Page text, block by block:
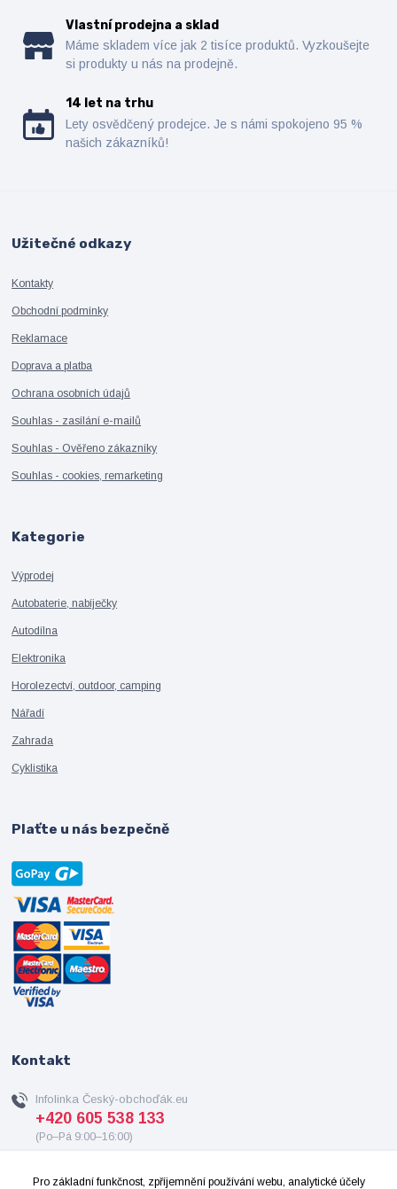
Vlastní prodejna a sklad
Máme skladem více jak 2 tisíce produktů. Vyzkoušejte
si produkty u nás na prodejně.
14 let na trhu
Lety osvědčený prodejce. Je s námi spokojeno 95 %
našich zákazníků!
Užitečné odkazy
Kontakty
Obchodní podmínky
Reklamace
Doprava a platba
Ochrana osobních údajů
Souhlas - zasílání e-mailů
Souhlas - Ověřeno zákazníky
Souhlas - cookies, remarketing
Kategorie
Výprodej
Autobaterie, nabíječky
Autodílna
Elektronika
Horolezectví, outdoor, camping
Nářadí
Zahrada
Cyklistika
Plaťte u nás bezpečně
Kontakt
Infolinka Český-obchoďák.eu
+420 605 538 133
(Po–Pá 9:00–16:00)
Pro základní funkčnost, zpříjemnění používání webu, analytické účely